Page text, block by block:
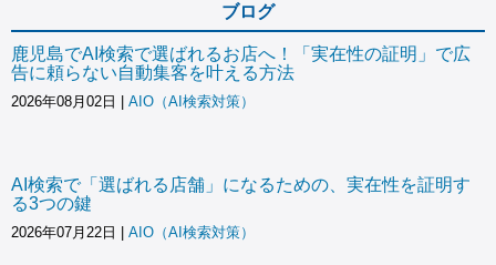
ブログ
鹿児島でAI検索で選ばれるお店へ！「実在性の証明」で広
告に頼らない自動集客を叶える方法
2026年08月02日 AIO（AI検索対策）
AI検索で「選ばれる店舗」になるための、実在性を証明す
る3つの鍵
2026年07月22日 AIO（AI検索対策）